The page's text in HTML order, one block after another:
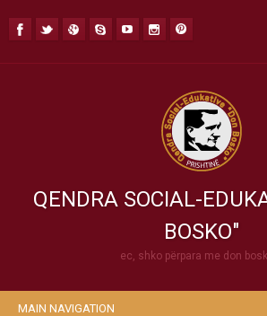
QENDRA SOCIAL-
BOSKO"
ec, shko përpara me don
MAIN NAVIGATION